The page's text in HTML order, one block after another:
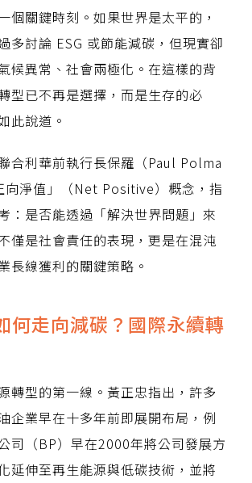
個關鍵時刻。如果世界是太平的，
多討論 ESG 或節能減碳，但現實卻
候異常、社會兩極化。在這樣的背
型已不再是選擇，而是生存的必
此說道。
合利華前執行長保羅（Paul Polma
向淨值」（Net Positive）概念，指
：是否能透過「解決世界問題」來
僅是社會責任的表現，更是在混沌
長線獲利的關鍵策略。
何走向減碳？國際永續轉
轉型的第一線。黃正忠指出，許多
企業早在十多年前即展開布局，例
司（BP）早在2000年將公司發展方
延伸至再生能源與低碳技術，並將